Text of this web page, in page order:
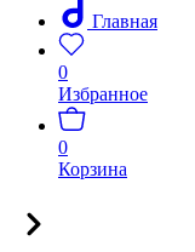
Главная
0
Избранное
0
Корзина